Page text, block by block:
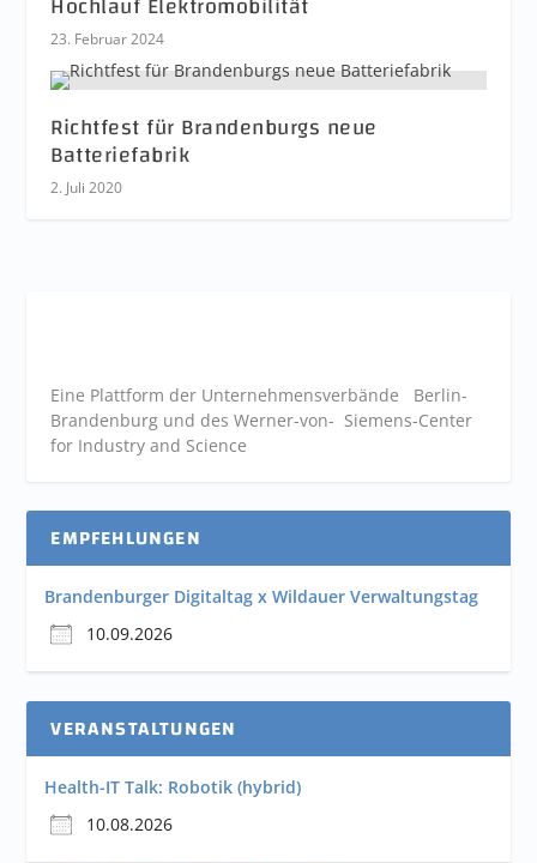
23. Februar 2024
Richtfest für Brandenburgs neue
Batteriefabrik
2. Juli 2020
Eine Plattform der Unternehmensverbände Berlin-
Brandenburg und des Werner-von- Siemens-Center
for Industry and Science
EMPFEHLUNGEN
Brandenburger Digitaltag x Wildauer Verwaltungstag
10.09.2026
VERANSTALTUNGEN
Health-IT Talk: Robotik (hybrid)
10.08.2026